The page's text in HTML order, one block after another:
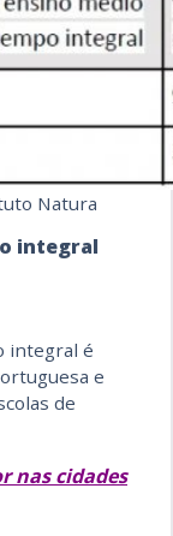
Natura
integral
integral é
e
de
nas cidades